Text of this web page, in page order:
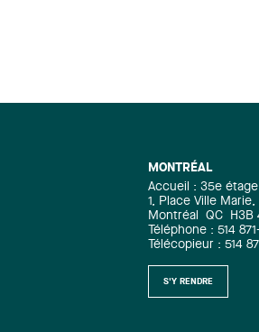
MONTRÉAL
Accueil : 35e étage
1, Place Ville
Montréal
QC
H3B
Téléphone : 514
Télécopieur : 514
S'Y RENDRE